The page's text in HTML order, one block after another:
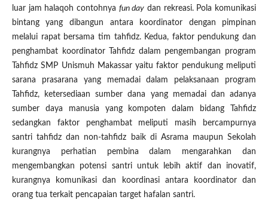
luar jam halaqoh contohnya fun day dan rekreasi. Pola komunikasi
bintang yang dibangun antara koordinator dengan pimpinan
melalui rapat bersama tim tahfidz. Kedua, faktor pendukung dan
penghambat koordinator Tahfidz dalam pengembangan program
Tahfidz SMP Unismuh Makassar yaitu faktor pendukung meliputi
sarana prasarana yang memadai dalam pelaksanaan program
Tahfidz, ketersediaan sumber dana yang memadai dan adanya
sumber daya manusia yang kompoten dalam bidang Tahfidz
sedangkan faktor penghambat meliputi masih bercampurnya
santri tahfidz dan non-tahfidz baik di Asrama maupun Sekolah
kurangnya perhatian pembina dalam mengarahkan dan
mengembangkan potensi santri untuk lebih aktif dan inovatif,
kurangnya komunikasi dan koordinasi antara koordinator dan
orang tua terkait pencapaian target hafalan santri.